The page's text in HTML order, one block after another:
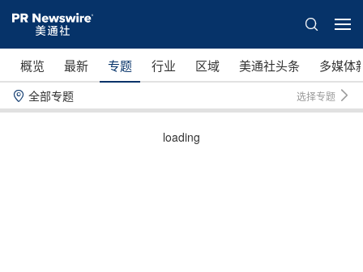
概览 最新 专题 行业 区域 美通社头条 多媒体
全部专题 选择专题
loading